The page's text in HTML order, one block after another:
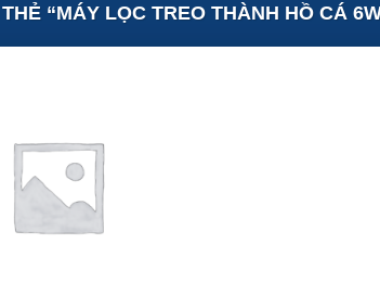
“MÁY LỌC TREO THÀNH HỒ CÁ